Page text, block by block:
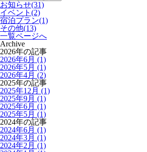
お知らせ(31)
イベント (2)
宿泊プラン(1)
その他(13)
一覧ページへ
Archive
2026年の記事
2026年6月 (1)
2026年5月 (1)
2026年4月 (2)
2025年の記事
2025年12月 (1)
2025年9月 (1)
2025年6月 (1)
2025年5月 (1)
2024年の記事
2024年6月 (1)
2024年3月 (1)
2024年2月 (1)